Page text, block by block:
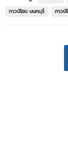
ทาวน์โฮม นนทบุรี
ทาวน์